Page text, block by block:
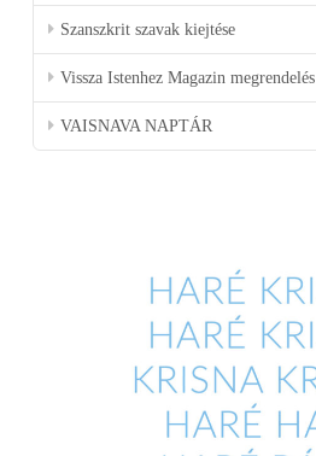
Szanszkrit szavak kiejtése
Vissza Istenhez Magazin megrendelés
VAISNAVA NAPTÁR